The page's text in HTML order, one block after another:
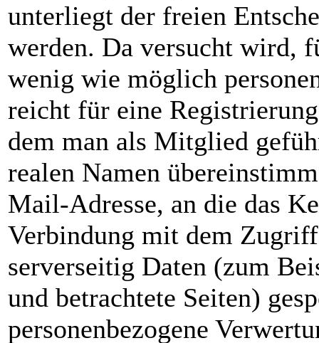
unterliegt der freien
werden. Da versucht wird,
wenig wie möglich
reicht für eine
dem man als Mitglied
realen Namen
Mail-Adresse, an die das
Verbindung mit dem
serverseitig Daten (zum
und betrachtete Seiten)
personenbezogene